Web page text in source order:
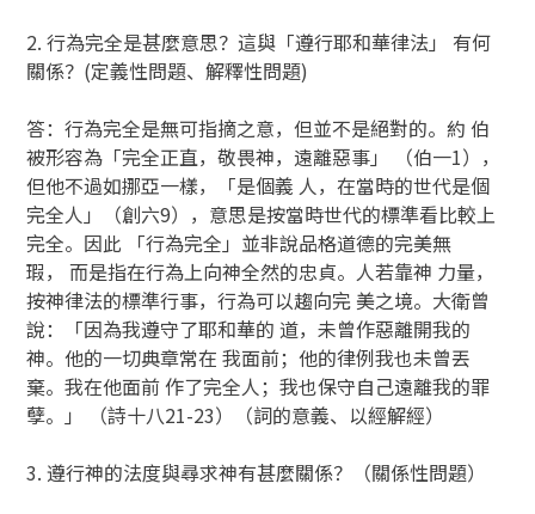
2. 行為完全是甚麼意思？這與「遵行耶和華律法」 有何
關係？(定義性問題、解釋性問題)
答：行為完全是無可指摘之意，但並不是絕對的。約 伯
被形容為「完全正直，敬畏神，遠離惡事」 （伯一1），
但他不過如挪亞一樣，「是個義 人，在當時的世代是個
完全人」（創六9），意思是按當時世代的標準看比較上
完全。因此 「行為完全」並非說品格道德的完美無
瑕， 而是指在行為上向神全然的忠貞。人若靠神 力量，
按神律法的標準行事，行為可以趨向完 美之境。大衛曾
說：「因為我遵守了耶和華的 道，未曾作惡離開我的
神。他的一切典章常在 我面前；他的律例我也未曾丟
棄。我在他面前 作了完全人；我也保守自己遠離我的罪
孽。」 （詩十八21-23）（詞的意義、以經解經）
3. 遵行神的法度與尋求神有甚麼關係？（關係性問題）